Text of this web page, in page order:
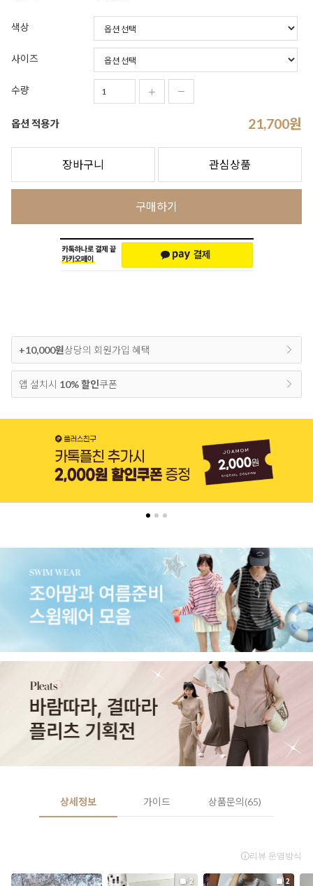
색상
사이즈
수량
옵션 적용가 21,700원
장바구니 관심상품
구매하기
+10,000원상당의 회원가입 혜택
앱 설치시 10% 할인쿠폰
상세정보 가이드 상품문의(65)